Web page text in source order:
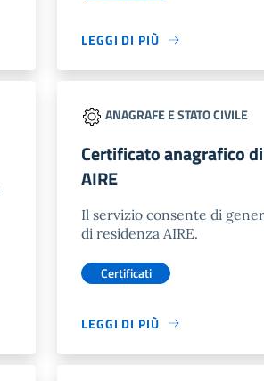
LEGGI DI PIÙ
ANAGRAFE E STATO CIVILE
Certificato anagrafico
AIRE
Il servizio consente di
di residenza AIRE.
Certificati
LEGGI DI PIÙ